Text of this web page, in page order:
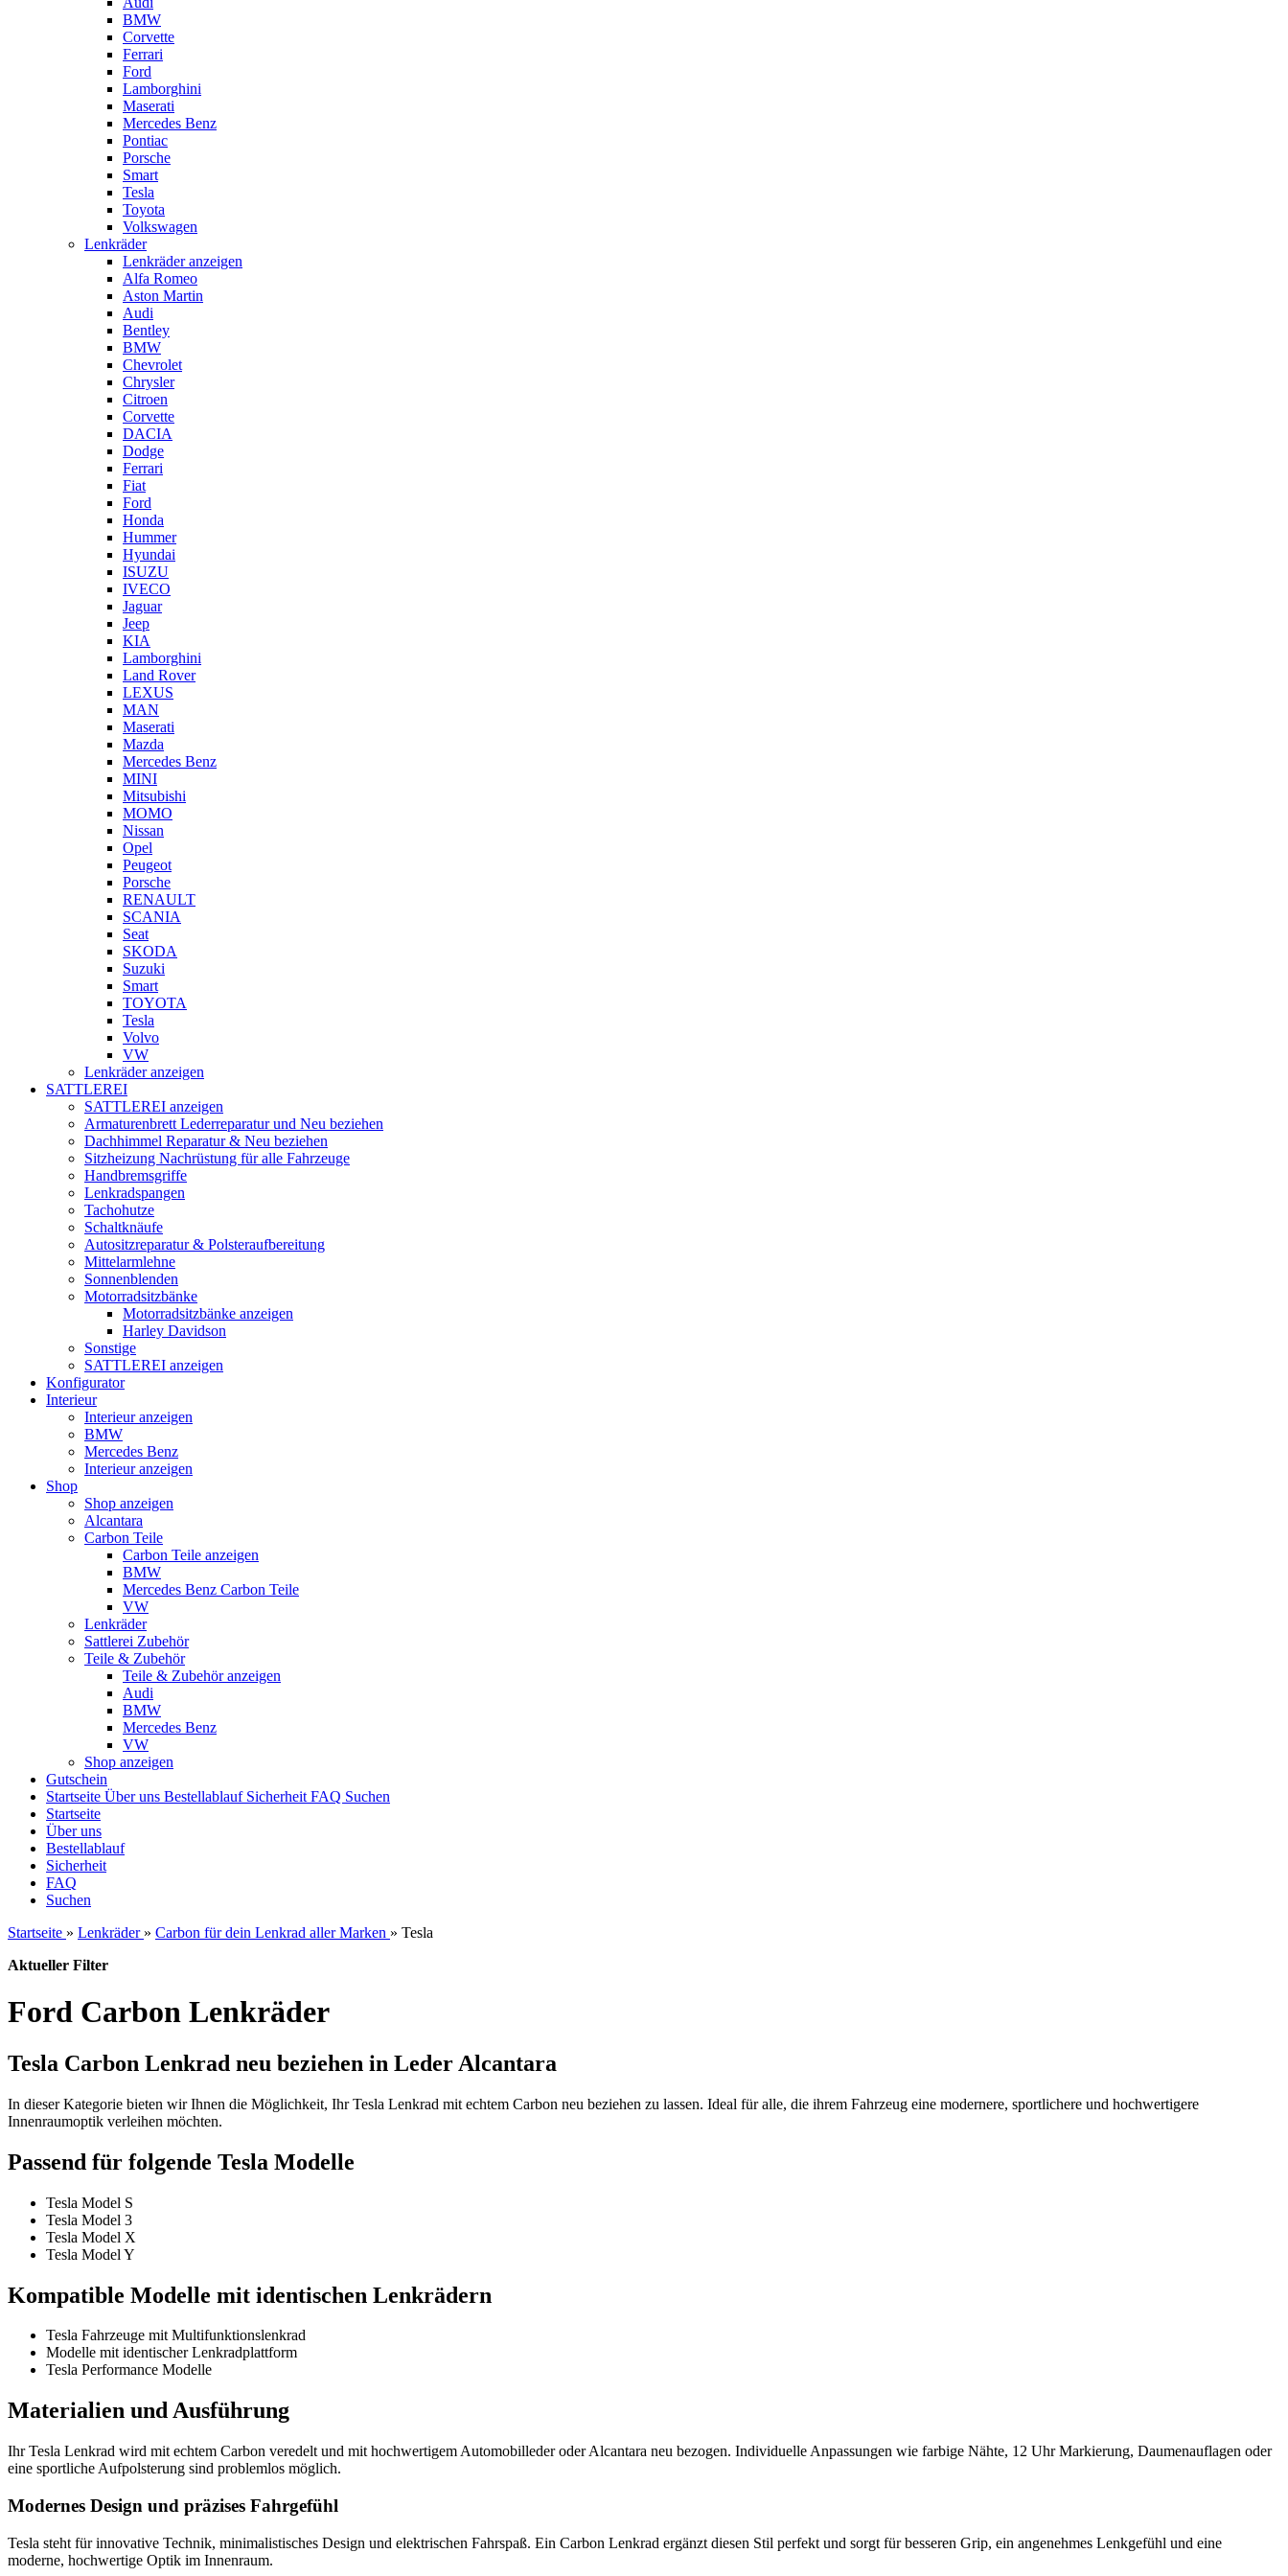
BMW
Corvette
Ferrari
Ford
Lamborghini
Maserati
Mercedes Benz
Pontiac
Porsche
Smart
Tesla
Toyota
Volkswagen
Lenkräder
Lenkräder anzeigen
Alfa Romeo
Aston Martin
Audi
Bentley
BMW
Chevrolet
Chrysler
Citroen
Corvette
DACIA
Dodge
Ferrari
Fiat
Ford
Honda
Hummer
Hyundai
ISUZU
IVECO
Jaguar
Jeep
KIA
Lamborghini
Land Rover
LEXUS
MAN
Maserati
Mazda
Mercedes Benz
MINI
Mitsubishi
MOMO
Nissan
Opel
Peugeot
Porsche
RENAULT
SCANIA
Seat
SKODA
Suzuki
Smart
TOYOTA
Tesla
Volvo
VW
Lenkräder anzeigen
SATTLEREI
SATTLEREI anzeigen
Armaturenbrett Lederreparatur und Neu beziehen
Dachhimmel Reparatur & Neu beziehen
Sitzheizung Nachrüstung für alle Fahrzeuge
Handbremsgriffe
Lenkradspangen
Tachohutze
Schaltknäufe
Autositzreparatur & Polsteraufbereitung
Mittelarmlehne
Sonnenblenden
Motorradsitzbänke
Motorradsitzbänke anzeigen
Harley Davidson
Sonstige
SATTLEREI anzeigen
Konfigurator
Interieur
Interieur anzeigen
BMW
Mercedes Benz
Interieur anzeigen
Shop
Shop anzeigen
Alcantara
Carbon Teile
Carbon Teile anzeigen
BMW
Mercedes Benz Carbon Teile
VW
Lenkräder
Sattlerei Zubehör
Teile & Zubehör
Teile & Zubehör anzeigen
Audi
BMW
Mercedes Benz
VW
Shop anzeigen
Gutschein
Startseite Über uns Bestellablauf Sicherheit FAQ Suchen
Startseite
Über uns
Bestellablauf
Sicherheit
FAQ
Suchen
Startseite » Lenkräder » Carbon für dein Lenkrad aller Marken » Tesla
Aktueller Filter
Ford Carbon Lenkräder
Tesla Carbon Lenkrad neu beziehen in Leder Alcantara
In dieser Kategorie bieten wir Ihnen die Möglichkeit, Ihr Tesla Lenkrad mit echtem Carbon neu beziehen zu lassen. Ideal für alle, die ihrem Fahrzeug eine modernere, sportlichere und hochwertigere
Innenraumoptik verleihen möchten.
Passend für folgende Tesla Modelle
Tesla Model S
Tesla Model 3
Tesla Model X
Tesla Model Y
Kompatible Modelle mit identischen Lenkrädern
Tesla Fahrzeuge mit Multifunktionslenkrad
Modelle mit identischer Lenkradplattform
Tesla Performance Modelle
Materialien und Ausführung
Ihr Tesla Lenkrad wird mit echtem Carbon veredelt und mit hochwertigem Automobilleder oder Alcantara neu bezogen. Individuelle Anpassungen wie farbige Nähte, 12 Uhr Markierung, Daumenauflagen oder
eine sportliche Aufpolsterung sind problemlos möglich.
Modernes Design und präzises Fahrgefühl
Tesla steht für innovative Technik, minimalistisches Design und elektrischen Fahrspaß. Ein Carbon Lenkrad ergänzt diesen Stil perfekt und sorgt für besseren Grip, ein angenehmes Lenkgefühl und eine
moderne, hochwertige Optik im Innenraum.